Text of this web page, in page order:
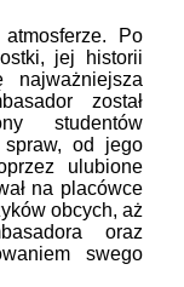
Po
jej historii
najważniejsza
został
studentów
spraw, od jego
ulubione
na placówce
obcych, aż
oraz
swego